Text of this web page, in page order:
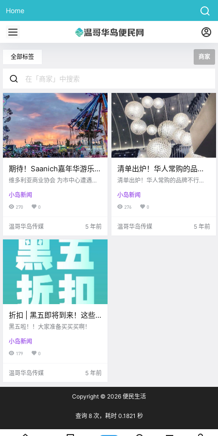
Home
全部标签 商家
期待！Saanich嘉年华游乐场
今年有戏开放！！无语，居
维多利亚商业协会 为市中心遭遇破
着疫情的日益严重 最近的治安也开
始动荡起来 这两个月以来 陆陆续续
小岛新闻
270 0
温哥华岛传媒 5 年前
清单出炉！华人常购的品牌
不行了，年底前在加拿大关
清单出炉！华人常购的品牌不行
小岛新闻
276 0
温哥华岛传媒 5 年前
折扣 | 黑五即将到来！这些
商家已经发布黑五折扣信息
黑五啦！！大家准备买买买啊！
小岛新闻
179 0
温哥华岛传媒 5 年前
Copyright © 2026 便民生活
查询 8 次，耗时 0.1821 秒